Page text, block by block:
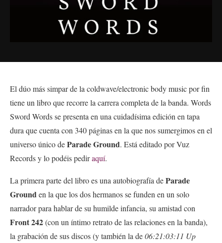
El dúo más simpar de la coldwave/electronic body music por fin
tiene un libro que recorre la carrera completa de la banda. Words
Sword Words se presenta en una cuidadísima edición en tapa
dura que cuenta con 340 páginas en la que nos sumergimos en el
universo único deParade Ground. Está editado por Vuz
Records y lo podéis pediraquí.
La primera parte del libro es una autobiografía deParade
Grounden la que los dos hermanos se funden en un solo
narrador para hablar de su humilde infancia, su amistad con
Front 242(con un íntimo retrato de las relaciones en la banda),
la grabación de sus discos (y también la de06:21:03:11 Up